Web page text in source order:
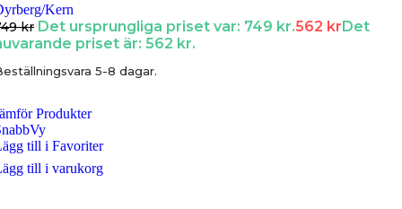
Kern
kr Det ursprungliga priset var: 749 kr.562 krDet
priset är: 562 kr.
5-8 dagar.
Produkter
till i Favoriter
till i varukorg